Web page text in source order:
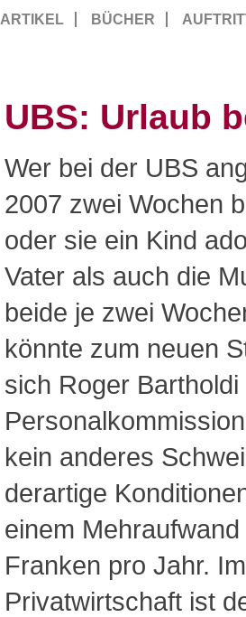
ARTIKEL BÜCHER
UBS: Urlaub
Wer bei der UBS
2007 zwei Wochen
oder sie ein Kind
Vater als auch die
beide je zwei
könnte zum neuen
sich Roger
kein anderes
derartige
einem
Franken pro Jahr.
Privatwirtschaft ist